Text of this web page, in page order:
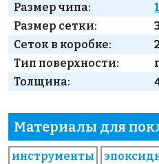
Размер чипа:
Размер сетки:
Сеток в коробке:
Тип поверхности:
Толщина:
Материалы для
инструменты